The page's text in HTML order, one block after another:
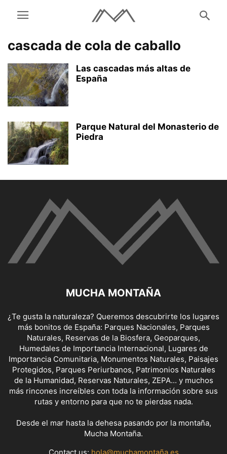
cascada de cola de caballo
Las cascadas más altas de
España
Parque Natural del Monasterio de
Piedra
MUCHA MONTAÑA
¿Te gusta la naturaleza? Queremos descubrirte los lugares
más bonitos de España: Parques Nacionales, Parques
Naturales, Reservas de la Biosfera, Geoparques,
Humedales de Importancia Internacional, Lugares de
Importancia Comunitaria, Monumentos Naturales, Paisajes
Protegidos, Parques Periurbanos, Patrimonios Naturales
de la Humanidad, Reservas Naturales, ZEPA... y muchos
más rincones increíbles con toda la información sobre sus
rutas y entorno para que no te pierdas nada.
Desde el mar hasta la dehesa pasando por la montaña,
Mucha Montaña.
Contact us: hola@muchamontaña.es